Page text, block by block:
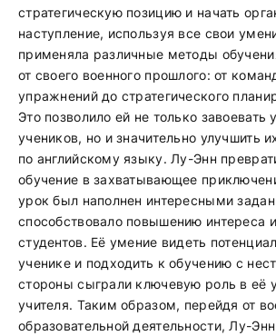
стратегическую позицию и начать
наступление, используя все свои
применяла различные методы
от своего военного прошлого: от
упражнений до стратегического
Это позволило ей не только
учеников, но и значительно улучшить
по английскому языку. Лу-Энн
обучение в захватывающее
урок был наполнен интересными
способствовало повышению интереса
студентов. Её умение видеть
ученике и подходить к обучению с
стороны сыграли ключевую роль в её
учителя. Таким образом, перейдя от
образовательной деятельности, Лу-